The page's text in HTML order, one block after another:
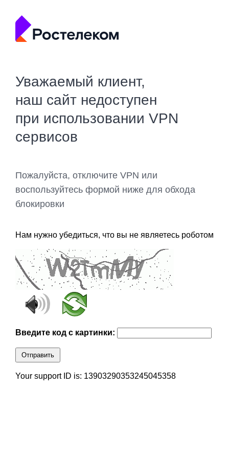
Уважаемый клиент,
наш сайт недоступен
при использовании VPN
сервисов
Пожалуйста, отключите VPN или
воспользуйтесь формой ниже для обхода
блокировки
Нам нужно убедиться, что вы не являетесь роботом
Введите код с картинки:
Отправить
Your support ID is: 13903290353245045358